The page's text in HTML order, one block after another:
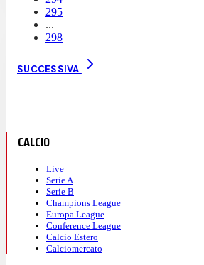
295
...
298
SUCCESSIVA
CALCIO
Live
Serie A
Serie B
Champions League
Europa League
Conference League
Calcio Estero
Calciomercato